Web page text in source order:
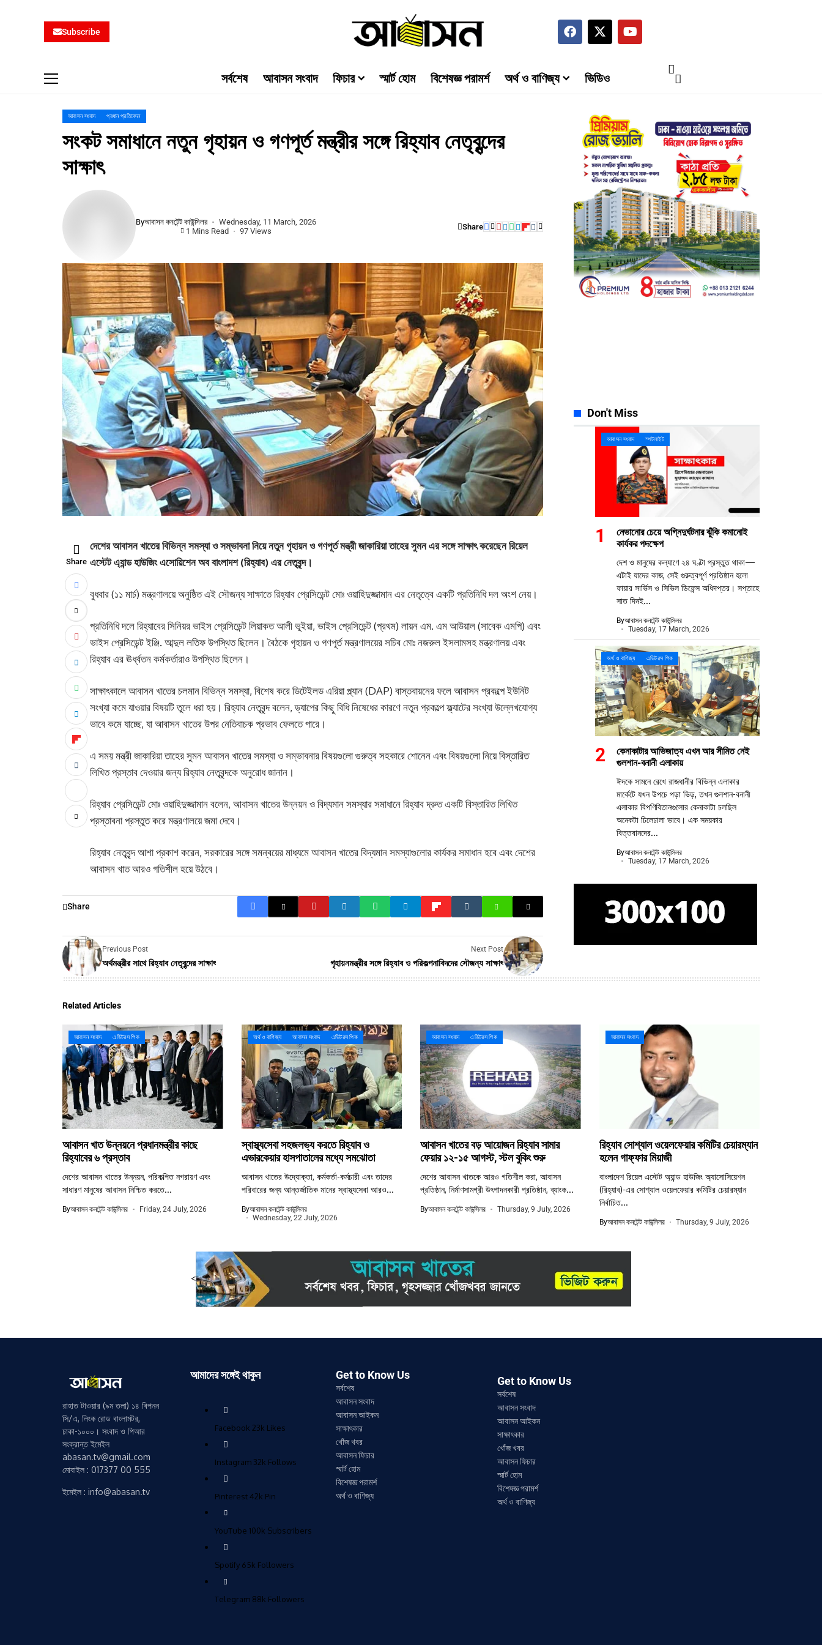
Subscribe
সর্বশেষ আবাসন সংবাদ ফিচার স্মার্ট হোম বিশেষজ্ঞ পরামর্শ অর্থ ও বাণিজ্য ভিডিও
আবাসন সংবাদ প্রধান প্রতিবেদন
সংকট সমাধানে নতুন গৃহায়ন ও গণপূর্ত মন্ত্রীর সঙ্গে রিহ্যাব নেতৃবৃন্দের
সাক্ষাৎ
Byআবাসন কনটেন্ট কাউন্সিলর
Wednesday, 11 March, 2026
1 Mins Read
97 Views Share
Share
দেশের আবাসন খাতের বিভিন্ন সমস্যা ও সম্ভাবনা নিয়ে নতুন গৃহায়ন ও গণপূর্ত মন্ত্রী জাকারিয়া তাহের সুমন এর সঙ্গে সাক্ষাৎ করেছেন রিয়েল
এস্টেট এ্যান্ড হাউজিং এসোয়িশেন অব বাংলাদশ (রিহ্যাব) এর নেতৃবৃন্দ।
বুধবার (১১ মার্চ) মন্ত্রণালয়ে অনুষ্ঠিত এই সৌজন্য সাক্ষাতে রিহ্যাব প্রেসিডেন্ট মোঃ ওয়াহিদুজ্জামান এর নেতৃত্বে একটি প্রতিনিধি দল অংশ নেয়।
প্রতিনিধি দলে রিহ্যাবের সিনিয়র ভাইস প্রেসিডেন্ট লিয়াকত আলী ভূইয়া, ভাইস প্রেসিডেন্ট (প্রথম) লায়ন এম. এম আউয়াল (সাবেক এমপি) এবং
ভাইস প্রেসিডেন্ট ইঞ্জি. আব্দুল লতিফ উপস্থিত ছিলেন। বৈঠকে গৃহায়ন ও গণপূর্ত মন্ত্রণালয়ের সচিব মোঃ নজরুল ইসলামসহ মন্ত্রণালয় এবং
রিহ্যাব এর ঊর্ধ্বতন কর্মকর্তারাও উপস্থিত ছিলেন।
সাক্ষাৎকালে আবাসন খাতের চলমান বিভিন্ন সমস্যা, বিশেষ করে ডিটেইলড এরিয়া প্ল্যান (DAP) বাস্তবায়নের ফলে আবাসন প্রকল্পে ইউনিট
সংখ্যা কমে যাওয়ার বিষয়টি তুলে ধরা হয়। রিহ্যাব নেতৃবৃন্দ বলেন, ড্যাপের কিছু বিধি নিষেধের কারণে নতুন প্রকল্পে ফ্ল্যাটের সংখ্যা উল্লেখযোগ্য
ভাবে কমে যাচ্ছে, যা আবাসন খাতের উপর নেতিবাচক প্রভাব ফেলতে পারে।
এ সময় মন্ত্রী জাকারিয়া তাহের সুমন আবাসন খাতের সমস্যা ও সম্ভাবনার বিষয়গুলো গুরুত্ব সহকারে শোনেন এবং বিষয়গুলো নিয়ে বিস্তারিত
লিখিত প্রস্তাব দেওয়ার জন্য রিহ্যাব নেতৃবৃন্দকে অনুরোধ জানান।
রিহ্যাব প্রেসিডেন্ট মোঃ ওয়াহিদুজ্জামান বলেন, আবাসন খাতের উন্নয়ন ও বিদ্যমান সমস্যার সমাধানে রিহ্যাব দ্রুত একটি বিস্তারিত লিখিত
প্রস্তাবনা প্রস্তুত করে মন্ত্রণালয়ে জমা দেবে।
রিহ্যাব নেতৃবৃন্দ আশা প্রকাশ করেন, সরকারের সঙ্গে সমন্বয়ের মাধ্যমে আবাসন খাতের বিদ্যমান সমস্যাগুলোর কার্যকর সমাধান হবে এবং দেশের
আবাসন খাত আরও গতিশীল হয়ে উঠবে।
Share
Previous Post
অর্থমন্ত্রীর সাথে রিহ্যাব নেতৃবৃন্দের সাক্ষাৎ
Next Post
গৃহায়নমন্ত্রীর সঙ্গে রিহ্যাব ও পরিকল্পনাবিদদের সৌজন্য সাক্ষাৎ
Don't Miss
আবাসন সংবাদ স্পটলাইট
নেভানোর চেয়ে অগ্নিদুর্ঘটনার ঝুঁকি কমানোই
কার্যকর পদক্ষেপ
দেশ ও মানুষের কল্যাণে ২৪ ঘণ্টা প্রস্তুত থাকা—
এটাই যাদের কাজ, সেই গুরুত্বপূর্ণ প্রতিষ্ঠান হলো
ফায়ার সার্ভিস ও সিভিল ডিফেন্স অধিদপ্তর। সপ্তাহে
সাত দিনই...
Byআবাসন কনটেন্ট কাউন্সিলর
Tuesday, 17 March, 2026
অর্থ ও বাণিজ্য এডিটরস পিক
কেনাকাটার আভিজাত্য এখন আর সীমিত নেই
গুলশান-বনানী এলাকায়
ঈদকে সামনে রেখে রাজধানীর বিভিন্ন এলাকার
মার্কেটে যখন উপচে পড়া ভিড়, তখন গুলশান-বনানী
এলাকার বিপণিবিতানগুলোর কেনাকাটা চলছিল
অনেকটা ঢিলেঢালা ভাবে। এক সময়কার
বিত্তবানদের...
Byআবাসন কনটেন্ট কাউন্সিলর
Tuesday, 17 March, 2026
Related Articles
আবাসন সংবাদ এডিটরস পিক
আবাসন খাত উন্নয়নে প্রধানমন্ত্রীর কাছে
রিহ্যাবের ৬ প্রস্তাব
দেশের আবাসন খাতের উন্নয়ন, পরিকল্পিত নগরায়ণ এবং
সাধারণ মানুষের আবাসন নিশ্চিত করতে...
Byআবাসন কনটেন্ট কাউন্সিলর Friday, 24 July, 2026
অর্থ ও বাণিজ্য আবাসন সংবাদ এডিটরস পিক
স্বাস্থ্যসেবা সহজলভ্য করতে রিহ্যাব ও
এভারকেয়ার হাসপাতালের মধ্যে সমঝোতা
আবাসন খাতের উদ্যোক্তা, কর্মকর্তা-কর্মচারী এবং তাদের
পরিবারের জন্য আন্তর্জাতিক মানের স্বাস্থ্যসেবা আরও...
Byআবাসন কনটেন্ট কাউন্সিলর
Wednesday, 22 July, 2026
আবাসন সংবাদ এডিটরস পিক
আবাসন খাতের বড় আয়োজন রিহ্যাব সামার
ফেয়ার ১২-১৫ আগস্ট, স্টল বুকিং শুরু
দেশের আবাসন খাতকে আরও গতিশীল করা, আবাসন
প্রতিষ্ঠান, নির্মাণসামগ্রী উৎপাদনকারী প্রতিষ্ঠান, ব্যাংক...
Byআবাসন কনটেন্ট কাউন্সিলর Thursday, 9 July, 2026
আবাসন সংবাদ
রিহ্যাব সোশ্যাল ওয়েলফেয়ার কমিটির চেয়ারম্যান
হলেন গাফ্ফার মিয়াজী
বাংলাদেশ রিয়েল এস্টেট অ্যান্ড হাউজিং অ্যাসোসিয়েশন
(রিহ্যাব)-এর সোশ্যাল ওয়েলফেয়ার কমিটির চেয়ারম্যান
নির্বাচিত...
Byআবাসন কনটেন্ট কাউন্সিলর Thursday, 9 July, 2026
<
রাহাত টাওয়ার (৯ম তলা) ১৪ বিপনন
সি/এ, লিংক রোড বাংলামটর,
ঢাকা-১০০০। সংবাদ ও পিআর
সংক্রান্ত ইমেইল
abasan.tv@gmail.com
মোবাইল : 017377 00 555
ইমেইল : info@abasan.tv
আমাদের সঙ্গেই থাকুন
Facebook 23k Likes
Instagram 32k Follows
Pinterest 42k Pin
YouTube 100k Subscribers
Spotify 65k Followers
Telegram 88k Followers
Get to Know Us
সর্বশেষ
আবাসন সংবাদ
আবাসন আইকন
সাক্ষাৎকার
খোঁজ খবর
আবাসন ফিচার
স্মার্ট হোম
বিশেষজ্ঞ পরামর্শ
অর্থ ও বাণিজ্য
Get to Know Us
সর্বশেষ
আবাসন সংবাদ
আবাসন আইকন
সাক্ষাৎকার
খোঁজ খবর
আবাসন ফিচার
স্মার্ট হোম
বিশেষজ্ঞ পরামর্শ
অর্থ ও বাণিজ্য